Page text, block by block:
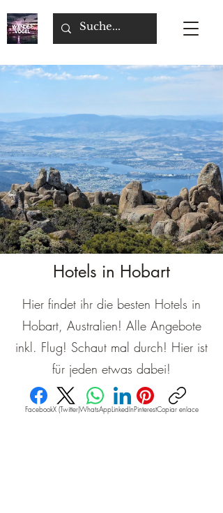
Hotels in Hobart
Hier findet ihr die besten Hotels in
Hobart, Australien! Alle Angebote
inkl. Flug! Schaut mal durch! Hier ist
für jeden etwas dabei!
FacebookX (Twitter)WhatsAppLinkedInPinterestCopiar enlace